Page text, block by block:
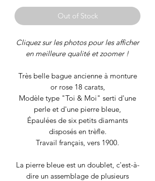
Out of Stock
Cliquez sur les photos pour les afficher
en meilleure qualité et zoomer !
Très belle bague ancienne à monture
or rose 18 carats,
Modèle type "Toi & Moi" serti d'une
perle et d'une pierre bleue,
Épaulées de six petits diamants
disposés en trèfle.
Travail français, vers 1900.
La pierre bleue est un doublet, c'est-à-
dire un assemblage de plusieurs